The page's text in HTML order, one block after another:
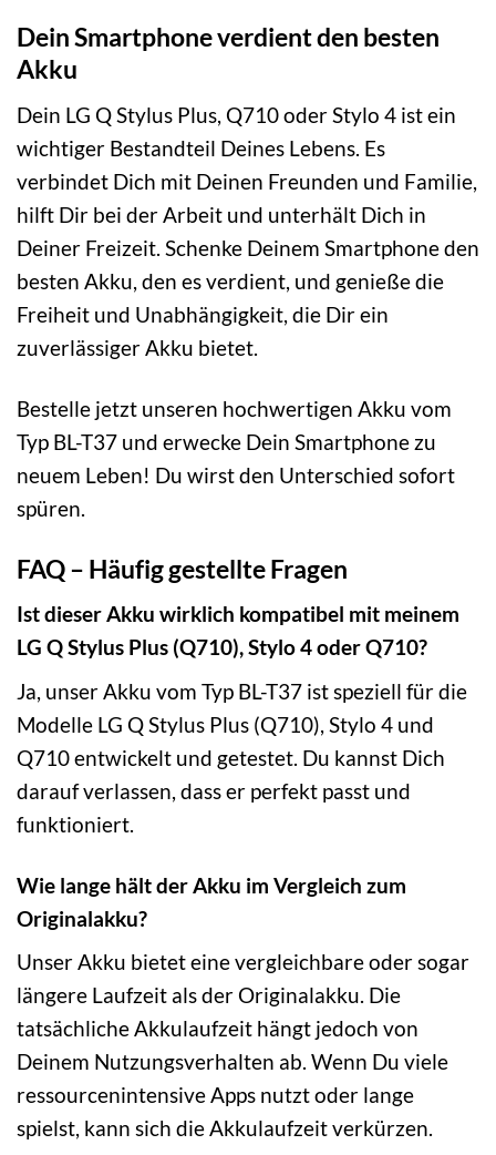
Dein Smartphone verdient den besten
Akku
Dein LG Q Stylus Plus, Q710 oder Stylo 4 ist ein
wichtiger Bestandteil Deines Lebens. Es
verbindet Dich mit Deinen Freunden und Familie,
hilft Dir bei der Arbeit und unterhält Dich in
Deiner Freizeit. Schenke Deinem Smartphone den
besten Akku, den es verdient, und genieße die
Freiheit und Unabhängigkeit, die Dir ein
zuverlässiger Akku bietet.
Bestelle jetzt unseren hochwertigen Akku vom
Typ BL-T37 und erwecke Dein Smartphone zu
neuem Leben! Du wirst den Unterschied sofort
spüren.
FAQ – Häufig gestellte Fragen
Ist dieser Akku wirklich kompatibel mit meinem
LG Q Stylus Plus (Q710), Stylo 4 oder Q710?
Ja, unser Akku vom Typ BL-T37 ist speziell für die
Modelle LG Q Stylus Plus (Q710), Stylo 4 und
Q710 entwickelt und getestet. Du kannst Dich
darauf verlassen, dass er perfekt passt und
funktioniert.
Wie lange hält der Akku im Vergleich zum
Originalakku?
Unser Akku bietet eine vergleichbare oder sogar
längere Laufzeit als der Originalakku. Die
tatsächliche Akkulaufzeit hängt jedoch von
Deinem Nutzungsverhalten ab. Wenn Du viele
ressourcenintensive Apps nutzt oder lange
spielst, kann sich die Akkulaufzeit verkürzen.